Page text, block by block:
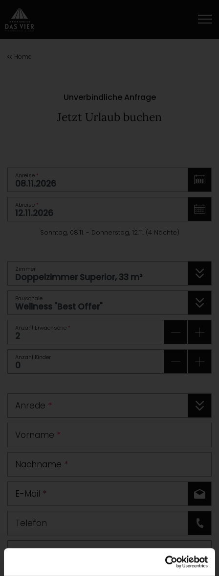
Home
Unverbindliche Anfrage
Jetzt Urlaub buchen
Anreise *
Abreise *
Sonntag, 08.11. - Donnerstag, 12.11. (4 Nächte)
Zimmer
Pauschale
Anzahl Erwachsene *
Anzahl Kinder
Anrede *
Vorname *
Nachname *
E-Mail *
Telefon
Straße